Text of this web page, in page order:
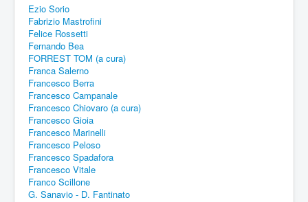
Ezio Sorio
Fabrizio Mastrofini
Felice Rossetti
Fernando Bea
FORREST TOM (a cura)
Franca Salerno
Francesco Berra
Francesco Campanale
Francesco Chiovaro (a cura)
Francesco Gioia
Francesco Marinelli
Francesco Peloso
Francesco Spadafora
Francesco Vitale
Franco Scillone
G. Sanavio - D. Fantinato